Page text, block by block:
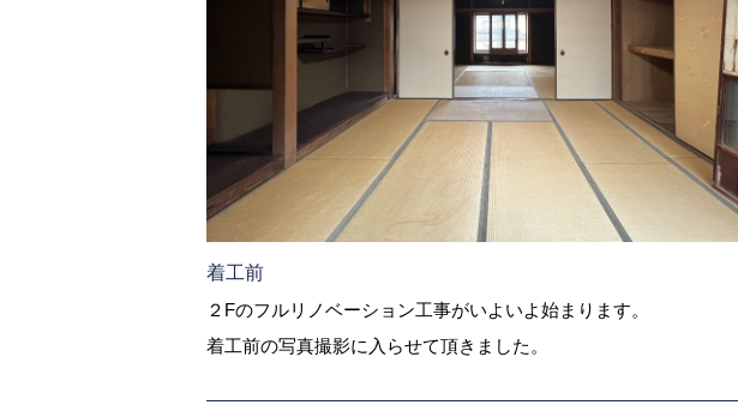
着工前
２Fのフルリノベーション工事がいよいよ始まります。
着工前の写真撮影に入らせて頂きました。